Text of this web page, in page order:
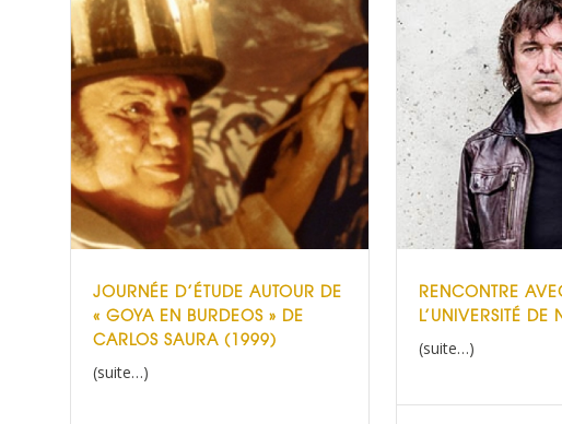
JOURNÉE D’ÉTUDE AUTOUR DE
« GOYA EN BURDEOS » DE
CARLOS SAURA (1999)
(suite…)
RENCONTRE
L’UNIVERSITÉ DE
(suite…)